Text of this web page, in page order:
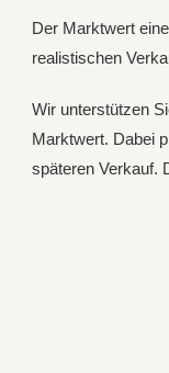
Der Marktwert
realistischen
Wir unterstützen
Marktwert. Dabei
späteren Verkauf.